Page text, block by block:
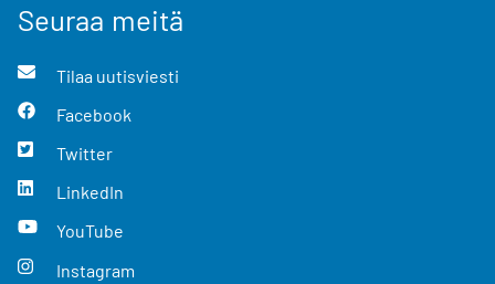
Seuraa meitä
Tilaa uutisviesti
Facebook
Twitter
LinkedIn
YouTube
Instagram